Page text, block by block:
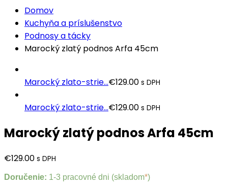
Domov
Kuchyňa a príslušenstvo
Podnosy a tácky
Marocký zlatý podnos Arfa 45cm
Marocký zlato-strie...€129.00 s DPH
Marocký zlato-strie...€129.00 s DPH
Marocký zlatý podnos Arfa 45cm
€129.00 s DPH
Doručenie: 1-3 pracovné dni (skladom*)